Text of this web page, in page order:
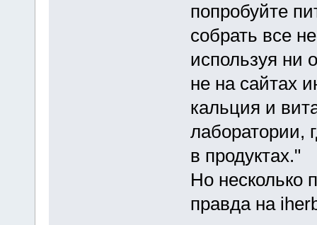
попробуйте
собрать все
используя ни
не на сайтах
кальция и
лаборатории,
в продуктах."
Но несколько
правда на